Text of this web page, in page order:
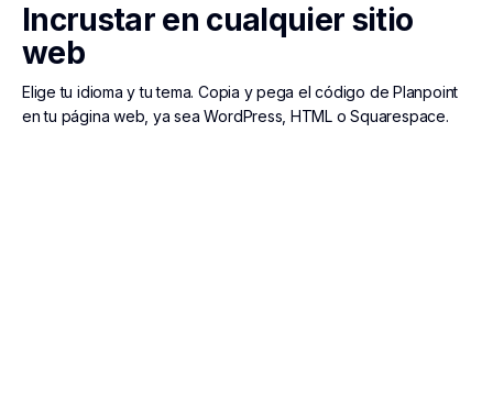
Incrustar en cualquier sitio
web
Elige tu idioma y tu tema. Copia y pega el código de Planpoint
en tu página web, ya sea WordPress, HTML o Squarespace.